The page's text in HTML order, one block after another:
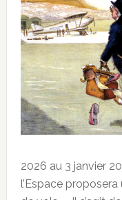
2026 au 3 janvier
l’Espace